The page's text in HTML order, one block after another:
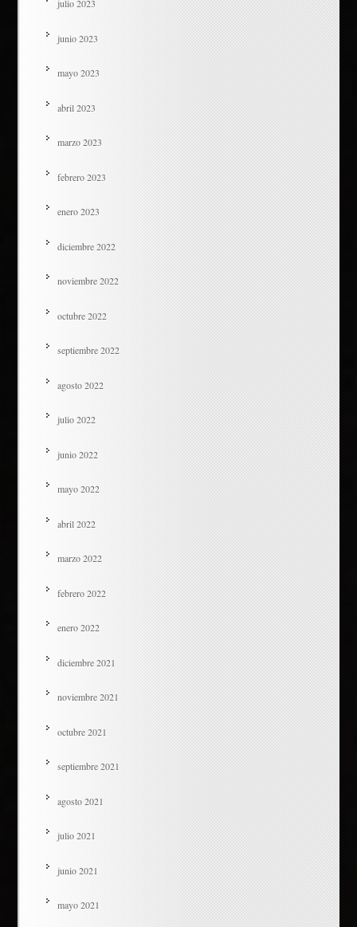
julio 2023
junio 2023
mayo 2023
abril 2023
marzo 2023
febrero 2023
enero 2023
diciembre 2022
noviembre 2022
octubre 2022
septiembre 2022
agosto 2022
julio 2022
junio 2022
mayo 2022
abril 2022
marzo 2022
febrero 2022
enero 2022
diciembre 2021
noviembre 2021
octubre 2021
septiembre 2021
agosto 2021
julio 2021
junio 2021
mayo 2021